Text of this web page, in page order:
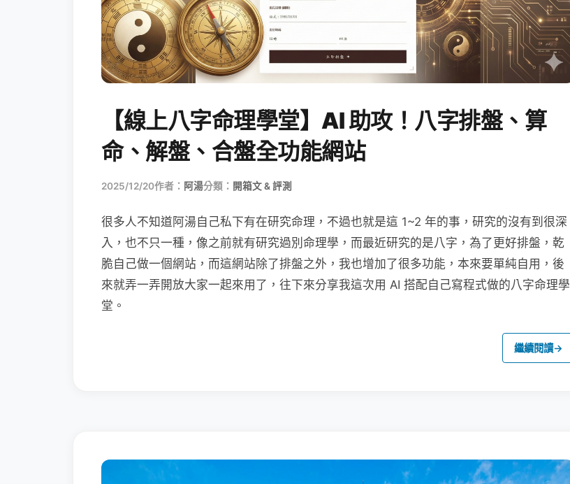
【線上八字命理學堂】AI 助攻！八字排盤、算
命、解盤、合盤全功能網站
2025/12/20作者： 阿湯分類： 開箱文 & 評測
很多人不知道阿湯自己私下有在研究命理，不過也就是這 1~2 年的事，研究的沒有到很深
入，也不只一種，像之前就有研究過別命理學，而最近研究的是八字，為了更好排盤，乾
脆自己做一個網站，而這網站除了排盤之外，我也增加了很多功能，本來要單純自用，後
來就弄一弄開放大家一起來用了，往下來分享我這次用 AI 搭配自己寫程式做的八字命理學
堂。
繼續閱讀→